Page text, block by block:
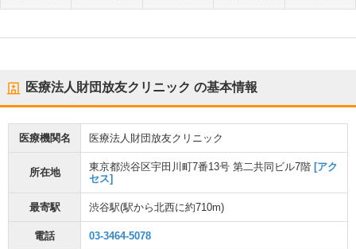
医療法人財団放友クリニック の基本情報
医療機関名 医療法人財団放友クリニック
所在地 東京都渋谷区宇田川町7番13号 第二共同ビル7階 [アク
セス]
最寄駅 渋谷駅(駅から北西に約710m)
電話 03-3464-5078